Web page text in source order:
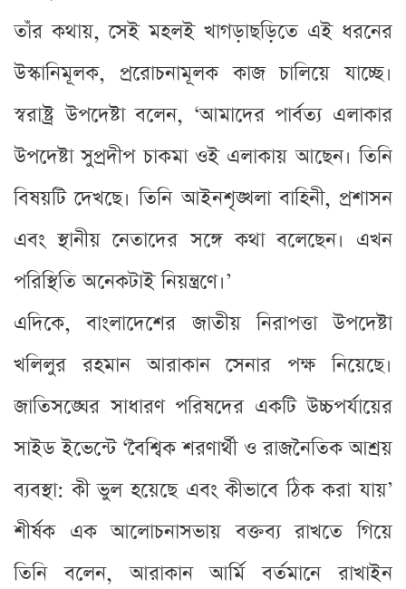
তাঁর কথায়, সেই মহলই খাগড়াছড়িতে এই ধরনের
উস্কানিমূলক, প্ররোচনামূলক কাজ চালিয়ে যাচ্ছে।
স্বরাষ্ট্র উপদেষ্টা বলেন, ‘আমাদের পার্বত্য এলাকার
উপদেষ্টা সুপ্রদীপ চাকমা ওই এলাকায় আছেন। তিনি
বিষয়টি দেখছে। তিনি আইনশৃঙ্খলা বাহিনী, প্রশাসন
এবং স্থানীয় নেতাদের সঙ্গে কথা বলেছেন। এখন
পরিস্থিতি অনেকটাই নিয়ন্ত্রণে।’
এদিকে, বাংলাদেশের জাতীয় নিরাপত্তা উপদেষ্টা
খলিলুর রহমান আরাকান সেনার পক্ষ নিয়েছে।
জাতিসঙ্ঘের সাধারণ পরিষদের একটি উচ্চপর্যায়ের
সাইড ইভেন্টে ‘বৈশ্বিক শরণার্থী ও রাজনৈতিক আশ্রয়
ব্যবস্থা: কী ভুল হয়েছে এবং কীভাবে ঠিক করা যায়’
শীর্ষক এক আলোচনাসভায় বক্তব্য রাখতে গিয়ে
তিনি বলেন, আরাকান আর্মি বর্তমানে রাখাইন